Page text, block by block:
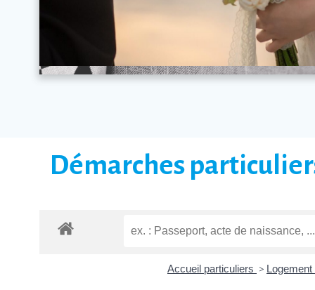
Démarches
Accueil particuliers > Logement